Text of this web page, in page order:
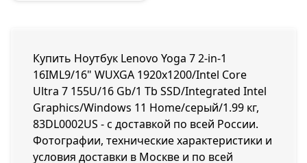
Купить Ноутбук Lenovo Yoga 7 2-in-1
16IML9/16" WUXGA 1920x1200/Intel Core
Ultra 7 155U/16 Gb/1 Tb SSD/Integrated Intel
Graphics/Windows 11 Home/серый/1.99 кг,
83DL0002US - с доставкой по всей России.
Фотографии, технические характеристики и
условия доставки в Москве и по всей